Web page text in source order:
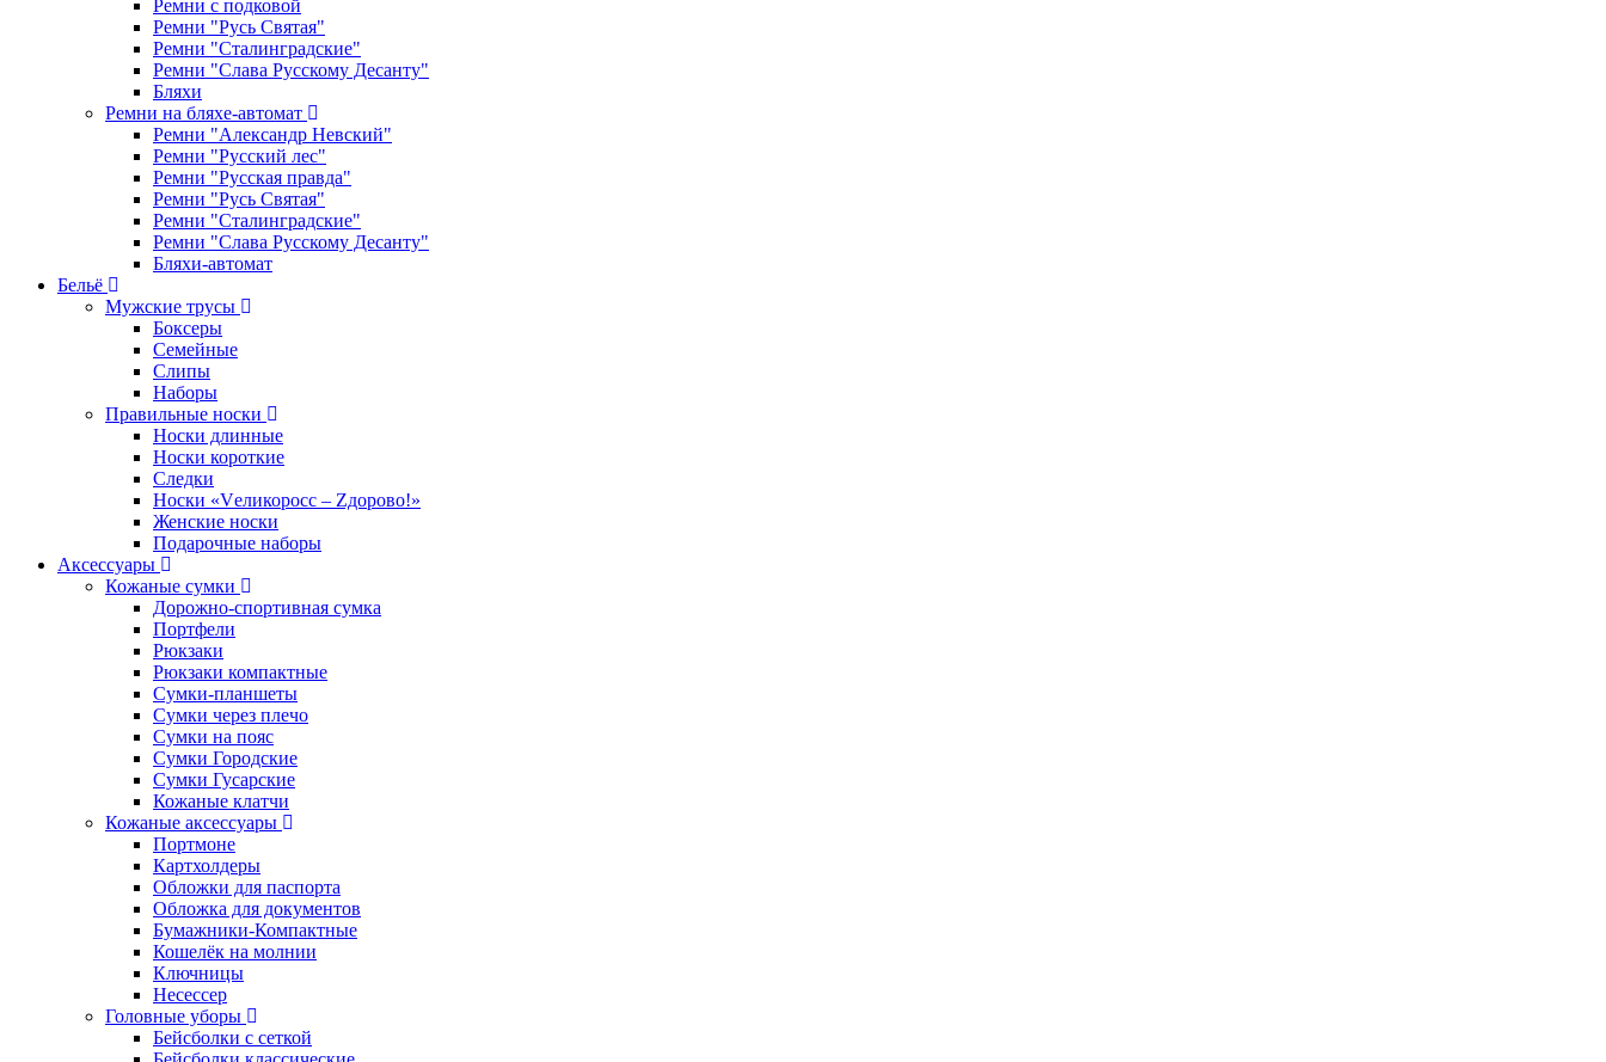
Ремни с подковой
Ремни "Русь Святая"
Ремни "Сталинградские"
Ремни "Слава Русскому Десанту"
Бляхи
Ремни на бляхе-автомат
Ремни "Александр Невский"
Ремни "Русский лес"
Ремни "Русская правда"
Ремни "Русь Святая"
Ремни "Сталинградские"
Ремни "Слава Русскому Десанту"
Бляхи-автомат
Бельё
Мужские трусы
Боксеры
Семейные
Слипы
Наборы
Правильные носки
Носки длинные
Носки короткие
Следки
Носки «Vеликоросс – Zдорово!»
Женские носки
Подарочные наборы
Аксессуары
Кожаные сумки
Дорожно-спортивная сумка
Портфели
Рюкзаки
Рюкзаки компактные
Сумки-планшеты
Сумки через плечо
Сумки на пояс
Сумки Городские
Сумки Гусарские
Кожаные клатчи
Кожаные аксессуары
Портмоне
Картхолдеры
Обложки для паспорта
Обложка для документов
Бумажники-Компактные
Кошелёк на молнии
Ключницы
Несессер
Головные уборы
Бейсболки с сеткой